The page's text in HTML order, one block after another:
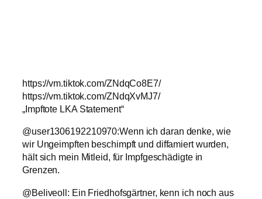
https://vm.tiktok.com/ZNdqCo8E7/
https://vm.tiktok.com/ZNdqXvMJ7/
„Impftote LKA Statement“
@user1306192210970:Wenn ich daran denke, wie
wir Ungeimpften beschimpft und diffamiert wurden,
hält sich mein Mitleid, für Impfgeschädigte in
Grenzen.
@Beliveoll: Ein Friedhofsgärtner, kenn ich noch aus